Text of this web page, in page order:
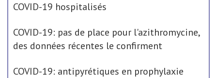
COVID-19 hospitalisés
COVID-19: pas de place pour l'azithromycine,
des données récentes le confirment
COVID-19: antipyrétiques en prophylaxie